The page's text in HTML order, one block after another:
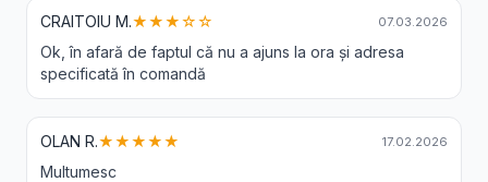
CRAITOIU M.★★★☆☆ 07.03.2026
Ok, în afară de faptul că nu a ajuns la ora și adresa
specificată în comandă
OLAN R.★★★★★ 17.02.2026
Multumesc